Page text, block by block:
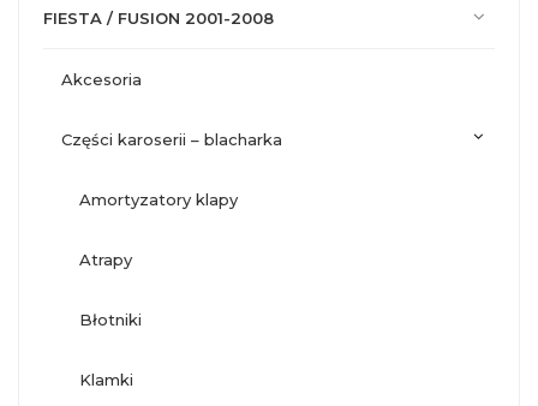
FIESTA / FUSION 2001-2008
akcesoria
części karoserii – blacharka
amortyzatory klapy
atrapy
błotniki
klamki